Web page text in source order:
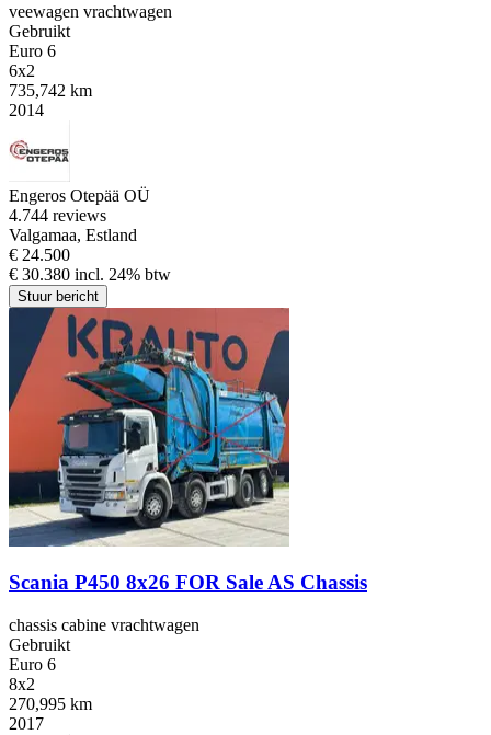
veewagen vrachtwagen
Gebruikt
Euro 6
6x2
735,742 km
2014
Engeros Otepää OÜ
4.744 reviews
Valgamaa, Estland
€ 24.500
€ 30.380 incl. 24% btw
Stuur bericht
Scania P450 8x26 FOR Sale AS Chassis
chassis cabine vrachtwagen
Gebruikt
Euro 6
8x2
270,995 km
2017